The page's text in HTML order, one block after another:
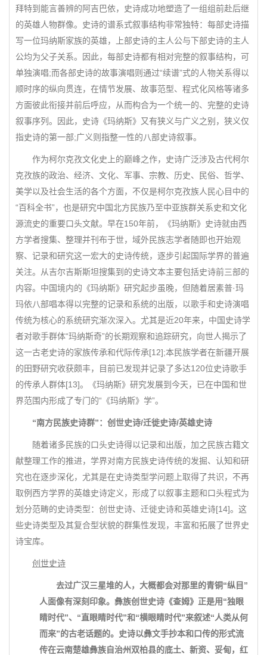
拜特到能言善辨的阿吉巴依，史诗成功地塑造了一组组前赴后继
的英雄人物群像。史诗的谱系式叙事结构非常独特：每部史诗描
写一位玛纳斯家族的英雄，上部史诗的主人公与下部史诗的主人
公均为父子关系。因此，每部史诗都有相对完整的叙事结构，可
单独演唱;而各部史诗的故事演唱则通过“续谱”式的人物关系得以
顺时序的纵向贯连，在情节发展、故事范型、程式化风格等诸多
方面彼此衔接并前后呼应，从而构合为一个统一的、完整的史诗
叙事序列。因此，史诗《玛纳斯》又有狭义与广义之别，狭义仅
指史诗的第一部;广义则指整一性的八部史诗叙事。
作为柯尔克孜文化史上的巅峰之作，史诗广泛涉及古代柯尔
克孜族的政治、经济、文化、军事、宗教、历史、民俗、哲学、
美学以及社会生活的各个方面，不仅是柯尔克孜族人民心目中的
“百科全书”，也是研究中国北方民族乃至中亚族群关系史和文化
源流史的重要口头文献。早在150年前，《玛纳斯》史诗就由西
方学者搜集、整理并刊布于世，域外民族志学者随即也开始观
察、记录和研究这一宏大的史诗传统，逐步引起国际学界的普遍
关注。从吉尔吉斯斯坦搜集到的史诗文本主要包括史诗前三部的
内容。中国境内的《玛纳斯》研究起步虽晚，但随着居素普·玛
玛依八部唱本得以完整的记录和系统的出版，以歌手和史诗演唱
传统为核心的系统研究渐次深入。尤其是近20年来，中国史诗学
者对歌手群体“玛纳斯奇”的长期观察和追踪研究，向世人揭示了
这一古老史诗的家族传承和代际传承[12];本民族学者在新疆开展
的田野研究收获颇丰，目前已发现并记录了多达120位史诗歌手
的传承人群体[13]。《玛纳斯》研究发展到今天，已在中国和世
界范围内形成了专门的“《玛纳斯》学”。
“南方民族史诗群”：创世史诗/迁徙史诗/英雄史诗
随着诸多民族的口头史诗得以记录和出版，加之民族古籍文
献整理工作的推进，学界对南方民族史诗传统的发掘、认知和研
究也在逐步深化，尤其是在史诗类型学问题上取得了共识，不再
取例西方学界的英雄史诗定义，形成了以叙事主题和口头程式为
划分范畴的史诗类型：创世史诗、迁徙史诗和英雄史诗[14]。这
些史诗类型及其复合型状貌的群集性发现，丰富和拓展了世界史
诗宝库。
创世史诗
去过广汉三星堆的人，大概都会对那里的青铜“纵目”
人面像有深刻印象。彝族创世史诗《查姆》正是用“独眼
睛时代”、“直眼睛时代”和“横眼睛时代”来叙述“人类从何
而来”的古老话题的。史诗以彝文手抄本和口传的形式流
传在云南楚雄彝族自治州双柏县的底土、新资、妥甸，红